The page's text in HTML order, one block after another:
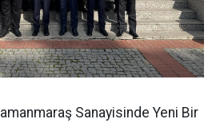
Sanayisinde Yeni Bir